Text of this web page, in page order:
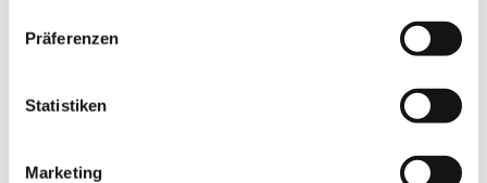
Präferenzen
Statistiken
Marketing